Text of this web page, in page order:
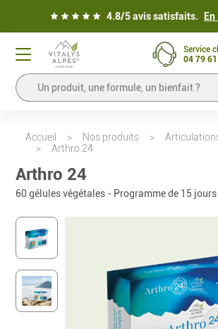
4.8/5 avis satisfaits.
Service
04 79 61
Accueil > Nos produits >
>
Arthro 24
Arthro 24
60 gélules végétales - Programme de 15 jours